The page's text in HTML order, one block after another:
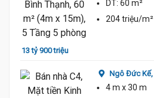
13 tỷ 900 triệu
DT: 60 m²
204 triệu/m²
Ngô Đức Kế,
4 m x 30 m